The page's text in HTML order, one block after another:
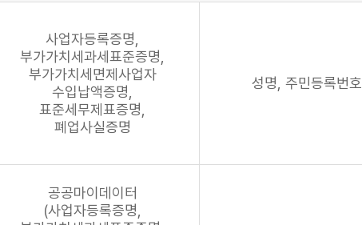
사업자등록증명,
부가가치세과세표준증명,
부가가치세면제사업자
수입납액증명,
표준세무제표증명,
폐업사실증명
성명, 주민등록번호
공공마이데이터
(사업자등록증명,